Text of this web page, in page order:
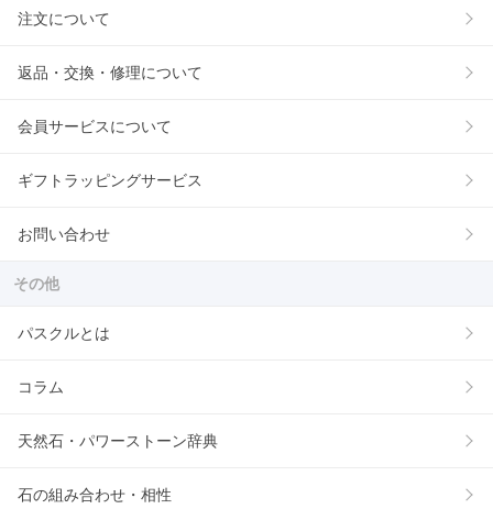
注文について
返品・交換・修理について
会員サービスについて
ギフトラッピングサービス
お問い合わせ
その他
パスクルとは
コラム
天然石・パワーストーン辞典
石の組み合わせ・相性